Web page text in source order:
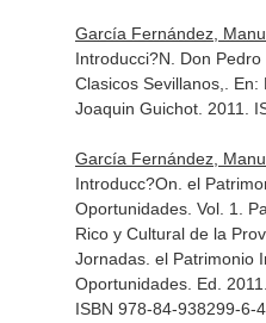
García Fernández,
Introducci?N. Don
Clasicos Sevillanos,. En:
Joaquin Guichot. 2011.
García Fernández,
Introducc?On. el
Oportunidades. Vol. 1.
Rico y Cultural de la
Jornadas. el Patrimonio
Oportunidades. Ed.
ISBN 978-84-938299-6-4